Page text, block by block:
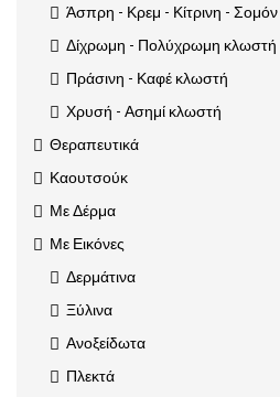
Άσπρη - Κρεμ - Κίτρινη -
Δίχρωμη - Πολύχρωμη κλωστή
Πράσινη - Καφέ κλωστή
Χρυσή - Ασημί κλωστή
Θεραπευτικά
Καουτσούκ
Με Δέρμα
Με Εικόνες
Δερμάτινα
Ξύλινα
Ανοξείδωτα
Πλεκτά